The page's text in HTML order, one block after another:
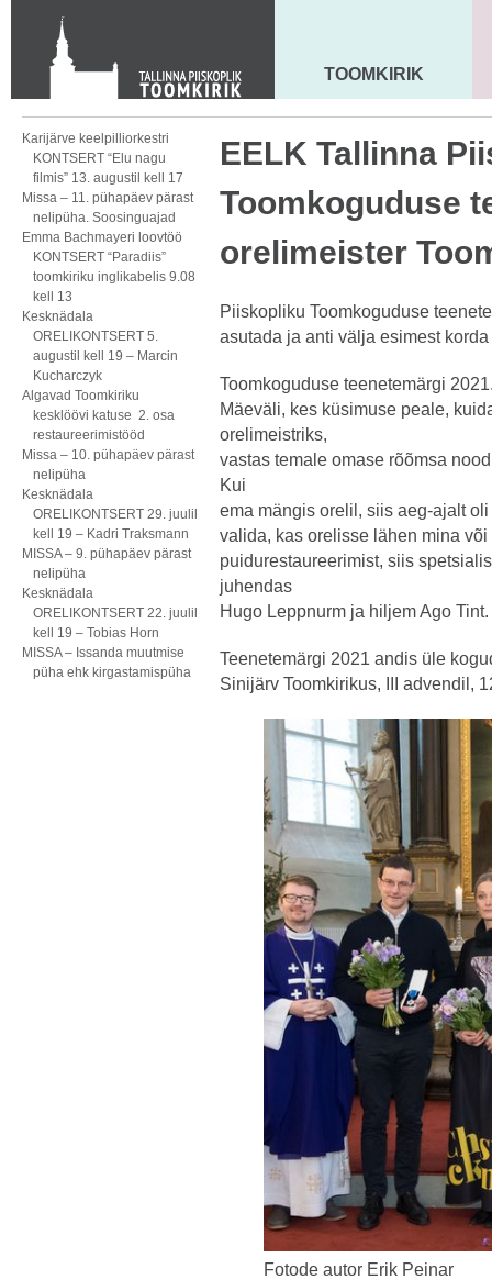
KONTAKT
Toom-Kooli 6, 10130 TALLINN
tallinna.toom@eelk.ee
MAARJA KIRIK
TOOMKIRIK
Karijärve keelpilliorkestri
KONTSERT “Elu nagu
filmis” 13. augustil kell 17
Missa – 11. pühapäev pärast
nelipüha. Soosinguajad
Emma Bachmayeri loovtöö
KONTSERT “Paradiis”
toomkiriku inglikabelis 9.08
kell 13
Kesknädala
ORELIKONTSERT 5.
augustil kell 19 – Marcin
Kucharczyk
Algavad Toomkiriku
kesklöövi katuse 2. osa
restaureerimistööd
Missa – 10. pühapäev pärast
nelipüha
Kesknädala
ORELIKONTSERT 29. juulil
kell 19 – Kadri Traksmann
MISSA – 9. pühapäev pärast
nelipüha
Kesknädala
ORELIKONTSERT 22. juulil
kell 19 – Tobias Horn
MISSA – Issanda muutmise
püha ehk kirgastamispüha
EELK Tallinna
Toomkoguduse
orelimeister
Piiskopliku Toomkoguduse
asutada ja anti välja esimest
Toomkoguduse teenetemärgi
Mäeväli, kes küsimuse peale,
orelimeistriks,
vastas temale omase rõõmsa
Kui
ema mängis orelil, siis aeg-ajalt
valida, kas orelisse lähen mina
puidurestaureerimist, siis
juhendas
Hugo Leppnurm ja hiljem Ago
Teenetemärgi 2021 andis üle
Sinijärv Toomkirikus, III advendil,
Fotode autor Erik Peinar